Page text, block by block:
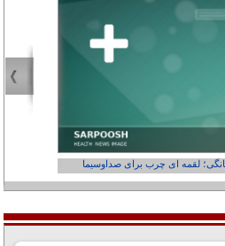
لقمه ای چرب برای صداوسیما